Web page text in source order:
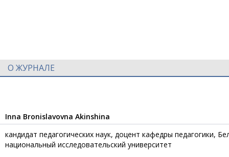
О ЖУРНАЛЕ
Inna Bronislavovna Akinshina
кандидат педагогических наук, доцент кафедры педагогики,
национальный исследовательский университет